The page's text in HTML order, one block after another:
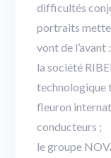
difficultés
portraits
vont de l’avant :
la société
technologique
fleuron
conducteurs ;
le groupe